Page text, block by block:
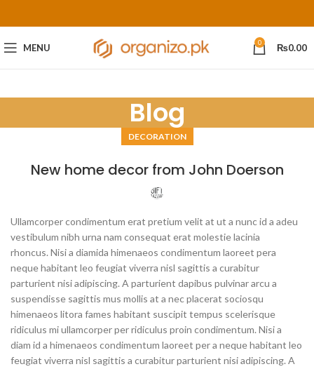
MENU 0 ₨0.00
Blog
DECORATION
New home decor from John Doerson
Ullamcorper condimentum erat pretium velit at ut a nunc id a adeu
vestibulum nibh urna nam consequat erat molestie lacinia
rhoncus. Nisi a diamida himenaeos condimentum laoreet pera
neque habitant leo feugiat viverra nisl sagittis a curabitur
parturient nisi adipiscing. A parturient dapibus pulvinar arcu a
suspendisse sagittis mus mollis at a nec placerat sociosqu
himenaeos litora fames habitant suscipit tempus scelerisque
ridiculus mi ullamcorper per ridiculus proin condimentum. Nisi a
diam id a himenaeos condimentum laoreet per a neque habitant leo
feugiat viverra nisl sagittis a curabitur parturient nisi adipiscing. A